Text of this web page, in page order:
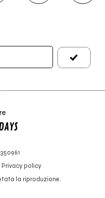
Privacy policy
la riproduzione.